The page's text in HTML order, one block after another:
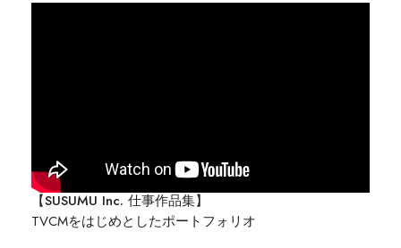
【SUSUMU Inc. 仕事作品集】
TVCMをはじめとしたポートフォリオ